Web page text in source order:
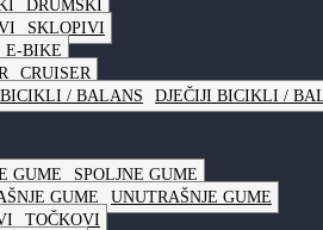
DRUMSKI
SKLOPIVI
E-BIKE
CRUISER
DJEČIJI BICIKLI /
SPOLJNE GUME
UNUTRAŠNJE GUME
TOČKOVI